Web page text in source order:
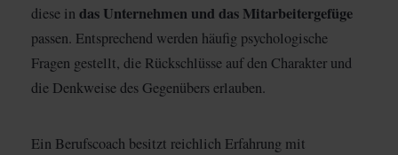
diese in das Unternehmen und das Mitarbeitergefüge
passen. Entsprechend werden häufig psychologische
Fragen gestellt, die Rückschlüsse auf den Charakter und
die Denkweise des Gegenübers erlauben.
Ein Berufscoach besitzt reichlich Erfahrung mit